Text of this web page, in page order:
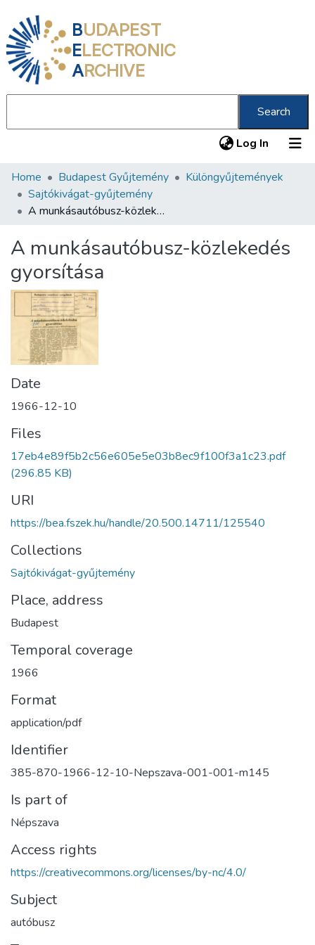
BUDAPEST
ELECTRONIC
ARCHIVE
Search
Log In (current)
Communities & Collections
All of DSpace
Home Budapest Gyűjtemény
Különgyűjtemények
Sajtókivágat-gyűjtemény
A munkásautóbusz-közlekedés gyorsítása
A munkásautóbusz-közlekedés
gyorsítása
Date
1966-12-10
Files
17eb4e89f5b2c56e605e5e03b8ec9f100f3a1c23.pdf
(296.85 KB)
URI
https://bea.fszek.hu/handle/20.500.14711/125540
Collections
Sajtókivágat-gyűjtemény
Place, address
Budapest
Temporal coverage
1966
Format
application/pdf
Identifier
385-870-1966-12-10-Nepszava-001-001-m145
Is part of
Népszava
Access rights
https://creativecommons.org/licenses/by-nc/4.0/
Subject
autóbusz